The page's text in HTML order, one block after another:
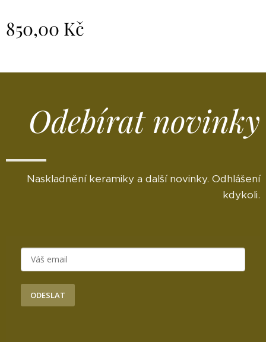
850,00 Kč
Odebírat novinky
Naskladnění keramiky a další novinky. Odhlášení
kdykoli.
ODESLAT